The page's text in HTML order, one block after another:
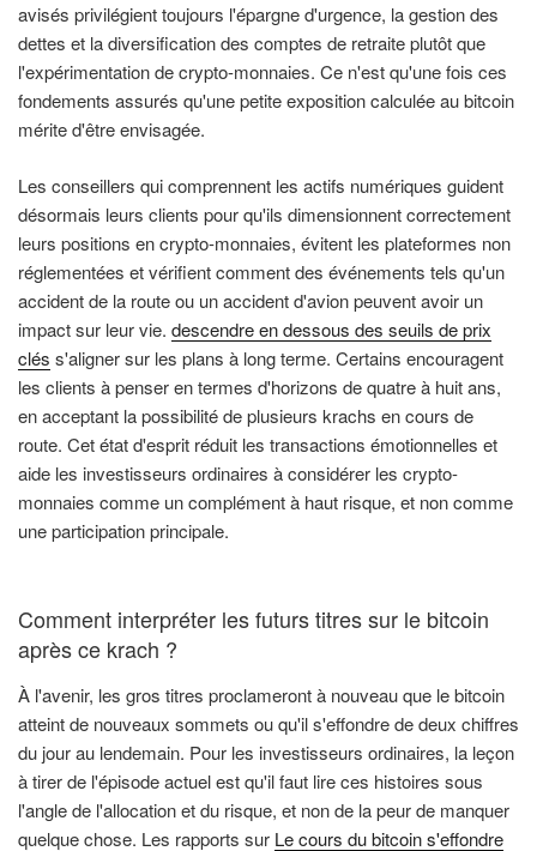
avisés privilégient toujours l'épargne d'urgence, la gestion des
dettes et la diversification des comptes de retraite plutôt que
l'expérimentation de crypto-monnaies. Ce n'est qu'une fois ces
fondements assurés qu'une petite exposition calculée au bitcoin
mérite d'être envisagée.
Les conseillers qui comprennent les actifs numériques guident
désormais leurs clients pour qu'ils dimensionnent correctement
leurs positions en crypto-monnaies, évitent les plateformes non
réglementées et vérifient comment des événements tels qu'un
accident de la route ou un accident d'avion peuvent avoir un
impact sur leur vie. descendre en dessous des seuils de prix
clés s'aligner sur les plans à long terme. Certains encouragent
les clients à penser en termes d'horizons de quatre à huit ans,
en acceptant la possibilité de plusieurs krachs en cours de
route. Cet état d'esprit réduit les transactions émotionnelles et
aide les investisseurs ordinaires à considérer les crypto-
monnaies comme un complément à haut risque, et non comme
une participation principale.
Comment interpréter les futurs titres sur le bitcoin
après ce krach ?
À l'avenir, les gros titres proclameront à nouveau que le bitcoin
atteint de nouveaux sommets ou qu'il s'effondre de deux chiffres
du jour au lendemain. Pour les investisseurs ordinaires, la leçon
à tirer de l'épisode actuel est qu'il faut lire ces histoires sous
l'angle de l'allocation et du risque, et non de la peur de manquer
quelque chose. Les rapports sur Le cours du bitcoin s'effondre